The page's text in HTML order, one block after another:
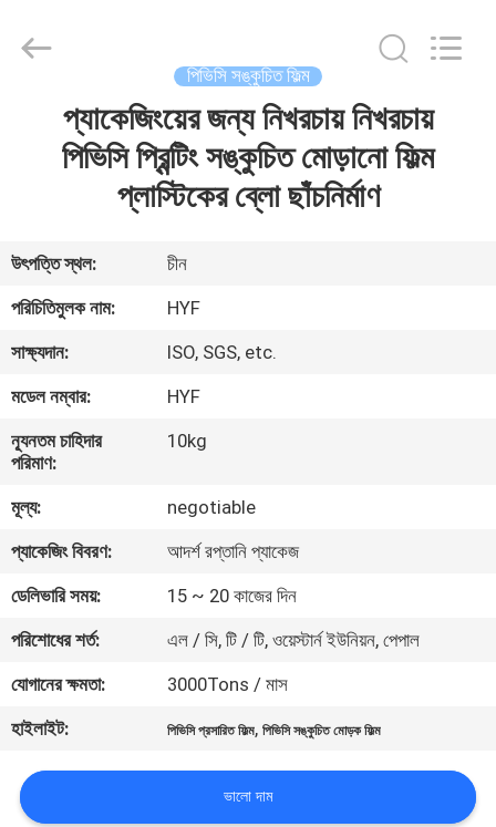
ভিডিও
সম্পর্কে
কারখানা
মান
নিয়ন্ত্রণ
করুন
খবর
পিভিসি সঙ্কুচিত ফিল্ম
প্যাকেজিংয়ের জন্য নিখরচায় নিখরচায়
পিভিসি প্রিন্টিং সঙ্কুচিত মোড়ানো ফিল্ম
প্লাস্টিকের ব্লো ছাঁচনির্মাণ
উৎপত্তি স্থল:
চীন
পরিচিতিমুলক নাম:
HYF
সাক্ষ্যদান:
ISO, SGS, etc.
মডেল নম্বার:
HYF
ন্যূনতম চাহিদার
পরিমাণ:
10kg
মূল্য:
negotiable
প্যাকেজিং বিবরণ:
আদর্শ রপ্তানি প্যাকেজ
ডেলিভারি সময়:
15 ~ 20 কাজের দিন
পরিশোধের শর্ত:
এল / সি, টি / টি, ওয়েস্টার্ন ইউনিয়ন, পেপাল
যোগানের ক্ষমতা:
3000Tons / মাস
হাইলাইট:
পিভিসি প্রসারিত ফিল্ম,পিভিসি সঙ্কুচিত মোড়ক ফিল্ম
ভালো দাম